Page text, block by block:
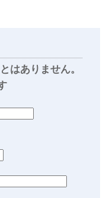
はありません。